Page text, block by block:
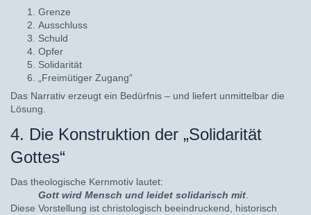
Grenze
Ausschluss
Schuld
Opfer
Solidarität
„Freimütiger Zugang“
Das Narrativ erzeugt ein Bedürfnis – und liefert unmittelbar die
Lösung.
4. Die Konstruktion der „Solidarität
Gottes“
Das theologische Kernmotiv lautet:
Gott wird Mensch und leidet solidarisch mit.
Diese Vorstellung ist christologisch beeindruckend, historisch